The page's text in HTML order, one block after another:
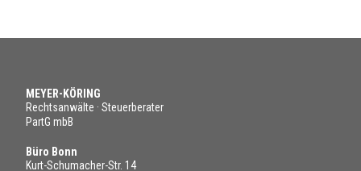
MEYER-KÖRING
Rechtsanwälte · Steuerberater
PartG mbB
Büro Bonn
Kurt-Schumacher-Str. 14